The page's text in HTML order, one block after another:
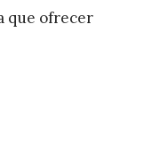
que ofrecer